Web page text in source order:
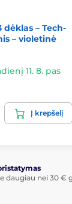
– Tech-
– violetinė
11. 8. pas
Į krepšelį
daugiau nei 30 €